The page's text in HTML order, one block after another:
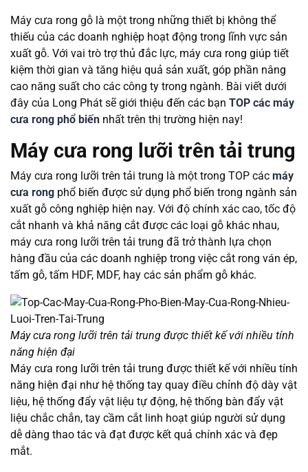
Máy cưa rong gỗ là một trong những thiết bị không thể
thiếu của các doanh nghiệp hoạt động trong lĩnh vực sản
xuất gỗ. Với vai trò trợ thủ đắc lực, máy cưa rong giúp tiết
kiệm thời gian và tăng hiệu quả sản xuất, góp phần nâng
cao năng suất cho các công ty trong ngành. Bài viết dưới
đây của Long Phát sẽ giới thiệu đến các bạn TOP các máy
cưa rong phổ biến nhất trên thị trường hiện nay!
Máy cưa rong lưỡi trên tải trung
Máy cưa rong lưỡi trên tải trung là một trong TOP các máy
cưa rong phổ biến được sử dụng phổ biến trong ngành sản
xuất gỗ công nghiệp hiện nay. Với độ chính xác cao, tốc độ
cắt nhanh và khả năng cắt được các loại gỗ khác nhau,
máy cưa rong lưỡi trên tải trung đã trở thành lựa chọn
hàng đầu của các doanh nghiệp trong việc cắt rong ván ép,
tấm gỗ, tấm HDF, MDF, hay các sản phẩm gỗ khác.
Máy cưa rong lưỡi trên tải trung được thiết kế với nhiều tính
năng hiện đại
Máy cưa rong lưỡi trên tải trung được thiết kế với nhiều tính
năng hiện đại như hệ thống tay quay điều chỉnh độ dày vật
liệu, hệ thống đẩy vật liệu tự động, hệ thống bàn đẩy vật
liệu chắc chắn, tay cầm cắt linh hoạt giúp người sử dụng
dễ dàng thao tác và đạt được kết quả chính xác và đẹp
mắt.